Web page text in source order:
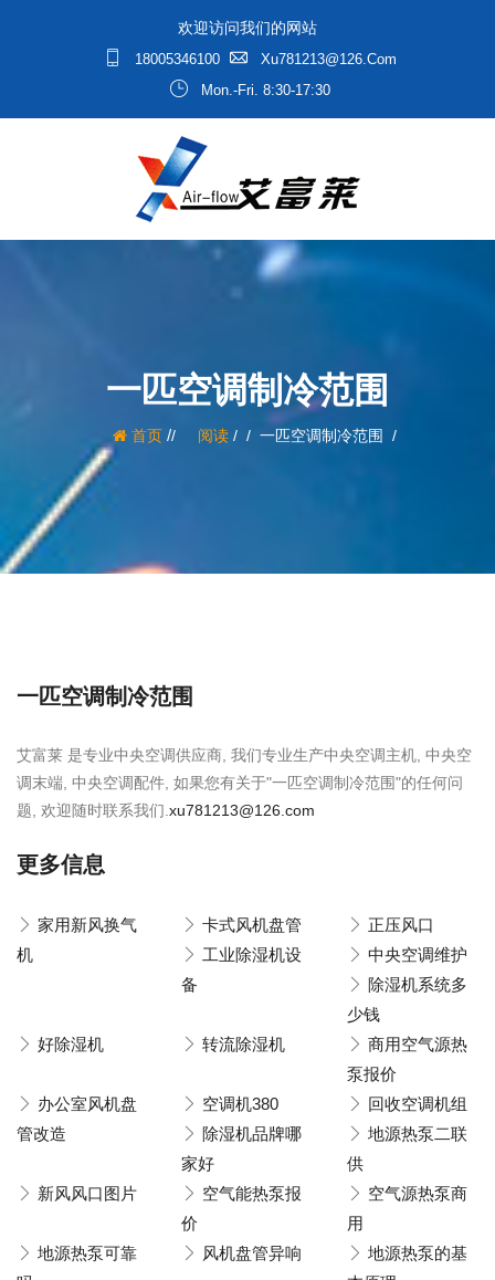
欢迎访问我们的网站
18005346100
Xu781213@126.com
Mon.-Fri. 8:30-17:30
一匹空调制冷范围
首页/ 阅读/ 一匹空调制冷范围
一匹空调制冷范围
艾富莱 是专业中央空调供应商, 我们专业生产中央空调主机, 中央空
调末端, 中央空调配件, 如果您有关于"一匹空调制冷范围"的任何问
题, 欢迎随时联系我们. xu781213@126.com
更多信息
家用新风换气
机
卡式风机盘管
正压风口
工业除湿机设
备
中央空调维护
除湿机系统多
少钱
好除湿机
转流除湿机
商用空气源热
泵报价
办公室风机盘
管改造
空调机380
回收空调机组
除湿机品牌哪
家好
地源热泵二联
供
新风风口图片
空气能热泵报
价
空气源热泵商
用
地源热泵可靠
风机盘管异响
地源热泵的基